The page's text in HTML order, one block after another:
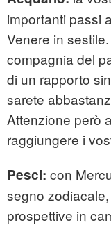
importanti passi
Venere in
compagnia del
di un rapporto
sarete
Attenzione però
raggiungere i
Pesci: con
segno
prospettive in